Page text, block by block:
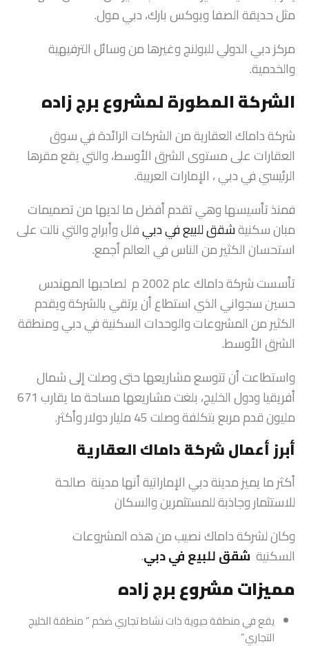
مثل حديقة الصفا وبوكس بارك، دبي مول.
مركز دبي الدولي للبولنج وغيرها من وسائل الترفيهية
والخدمية.
الشركة المطورة لمشروع برج زاده
شركة داماك العقارية من الشركات الرائدة في سوق
العقارات على مستوى الشرق الأوسط، والتي يقع مقرها
الرئيسي في دبي ، الإمارات العربية.
فمنذ تأسيسها وهي تقدم أفضل ما لديها من تصميمات
مبان سكنيةشقق للبيع في دبيفلل وأبراج والتي نالت على
استحسان الكثير من الناس في العالم أجمع.
تأسست شركة داماك عام 2002 م لصاحبها المهندس
حسين سجواني الذي استطاع أن يرتقي بالشركة ويقدم
الكثير من المشروعات والوحدات السكنية في دبي ومنطقة
الشرق الأوسط.
واستطاعت أن تتوسع مشاريعها حتى وصلت إلى شمال
أفريقيا ودول الخليج، بلغت مشاريعها مساحة ما يقارب 671
مليون قدم مربع بتكلفة وصلت 45 مليار دولار وأكثر.
أبرز أعمال شركة داماك العقارية
أكثر ما يميز مدينة دبي الإماراتية أنها مدينة صالحة
للاستثمار وجاذبة للمستثمرين والسكان
وكان لشركة داماك نصيب من هذه المشروعات
السكنية شقق للبيع في دبي.
مميزات مشروع برج زاده
يقع في منطقة حيوية ذات نشاط تجاري ضخم ” منطقة الخليج
التجاري”